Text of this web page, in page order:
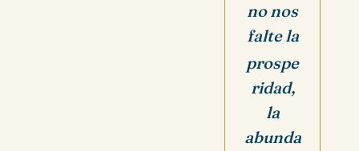
no nos
faltela
prospe
ridad,
la
abunda